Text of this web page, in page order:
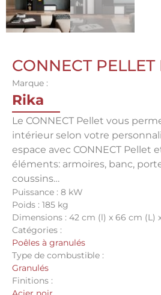
CONNECT
Marque :
Rika
Le CONNECT Pellet vous
intérieur selon votre
espace avec CONNECT Pellet
éléments: armoires, banc,
coussins…
Puissance : 8 kW
Poids : 185 kg
Dimensions : 42 cm (l) x 66 cm (L) x
Catégories :
Poêles à granulés
Type de combustible :
Granulés
Finitions :